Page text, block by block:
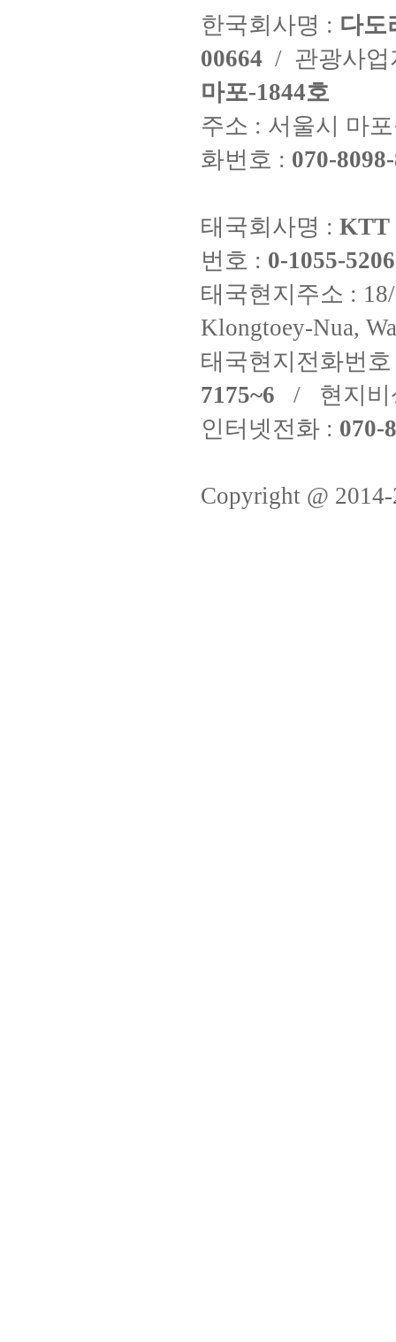
한국회사명 : 다도
00664 / 관광사
마포-1844호
주소 : 서울시 마
화번호 : 070-
태국회사명 : KTT
번호 : 0-1055-
태국현지주소 :
Klongtoey-Nua,
태국현지전화번
7175~6 / 현지비
인터넷전화 : 070-
Copyright @